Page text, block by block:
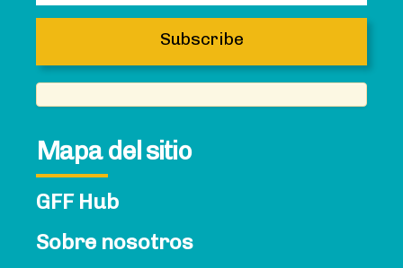
Mapa del sitio
GFF Hub
Sobre nosotros